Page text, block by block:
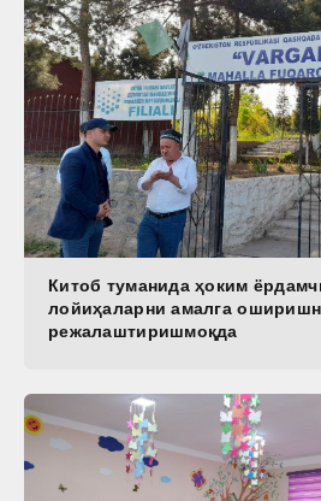
Китоб туманида ҳоким
лойиҳаларни амалга
режалаштиришмоқда